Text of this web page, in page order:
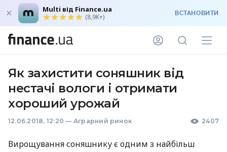
Multi від Finance.ua
(8,9K+) ВСТАНОВИТИ
Як захистити соняшник від
нестачі вологи і отримати
хороший урожай
12.06.2018, 12:20 — Аграрний ринок 2407
Вирощування соняшнику є одним з найбільш